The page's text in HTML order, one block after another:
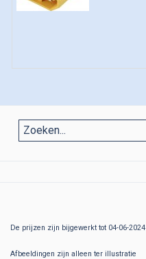
De prijzen zijn bijgewerkt tot 04-06-2024
Afbeeldingen zijn alleen ter illustratie